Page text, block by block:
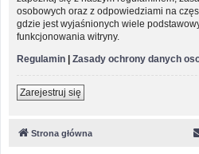
osobowych oraz z odpowiedziami na
gdzie jest wyjaśnionych wiele
funkcjonowania witryny.
Regulamin | Zasady ochrony danych
Zarejestruj się
Strona główna